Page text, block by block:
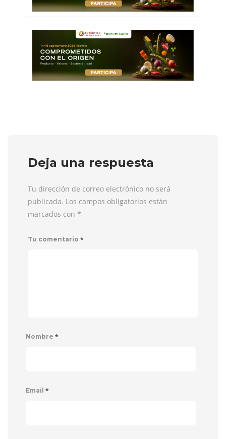
Deja una respuesta
Tu dirección de correo electrónico no será
publicada. Los campos obligatorios están
marcados con *
Tu comentario *
Nombre *
Email *